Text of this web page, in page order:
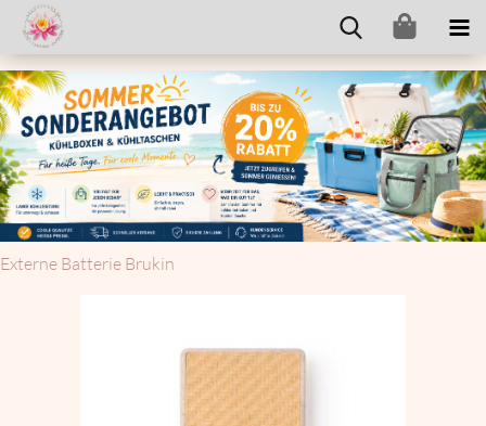
Ex­ter­ne Bat­te­rie Bru­kin